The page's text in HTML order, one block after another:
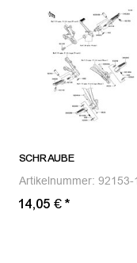
SCHRAUBE
Artikelnummer: 92153-
14,05 €*